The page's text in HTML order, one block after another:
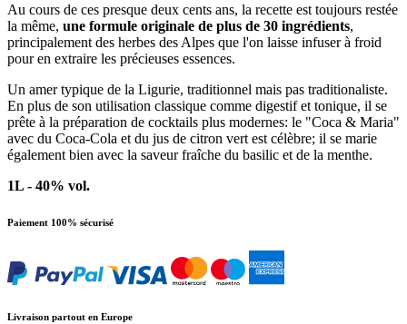
Au cours de ces presque deux cents ans, la recette est toujours restée
la même, une formule originale de plus de 30 ingrédients,
principalement des herbes des Alpes que l'on laisse infuser à froid
pour en extraire les précieuses essences.
Un amer typique de la Ligurie, traditionnel mais pas traditionaliste.
En plus de son utilisation classique comme digestif et tonique, il se
prête à la préparation de cocktails plus modernes: le "Coca & Maria"
avec du Coca-Cola et du jus de citron vert est célèbre; il se marie
également bien avec la saveur fraîche du basilic et de la menthe.
1L - 40% vol.
Paiement 100% sécurisé
Livraison partout en Europe